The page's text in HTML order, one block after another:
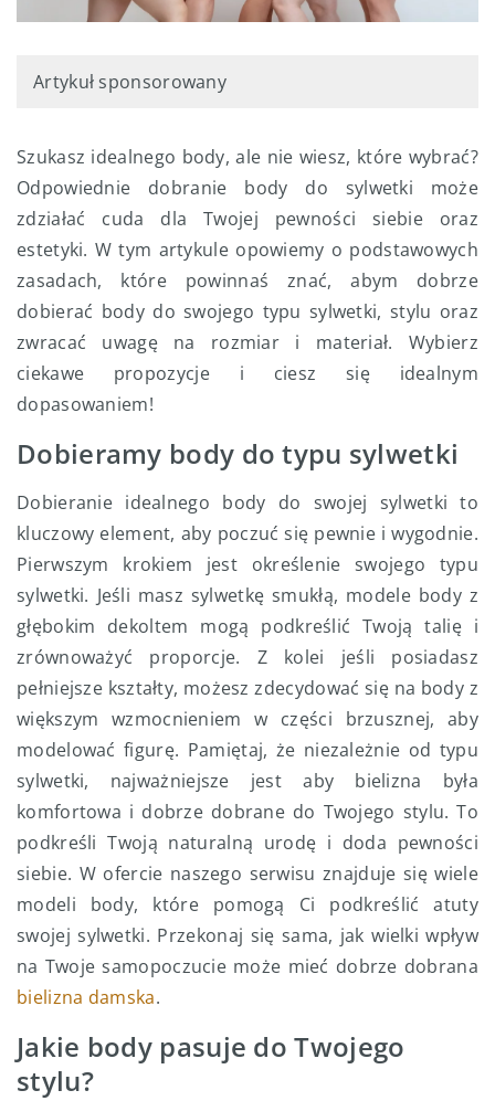
Artykuł sponsorowany
Szukasz idealnego body, ale nie wiesz, które wybrać?
Odpowiednie dobranie body do sylwetki może
zdziałać cuda dla Twojej pewności siebie oraz
estetyki. W tym artykule opowiemy o podstawowych
zasadach, które powinnaś znać, abym dobrze
dobierać body do swojego typu sylwetki, stylu oraz
zwracać uwagę na rozmiar i materiał. Wybierz
ciekawe propozycje i ciesz się idealnym
dopasowaniem!
Dobieramy body do typu sylwetki
Dobieranie idealnego body do swojej sylwetki to
kluczowy element, aby poczuć się pewnie i wygodnie.
Pierwszym krokiem jest określenie swojego typu
sylwetki. Jeśli masz sylwetkę smukłą, modele body z
głębokim dekoltem mogą podkreślić Twoją talię i
zrównoważyć proporcje. Z kolei jeśli posiadasz
pełniejsze kształty, możesz zdecydować się na body z
większym wzmocnieniem w części brzusznej, aby
modelować figurę. Pamiętaj, że niezależnie od typu
sylwetki, najważniejsze jest aby bielizna była
komfortowa i dobrze dobrane do Twojego stylu. To
podkreśli Twoją naturalną urodę i doda pewności
siebie. W ofercie naszego serwisu znajduje się wiele
modeli body, które pomogą Ci podkreślić atuty
swojej sylwetki. Przekonaj się sama, jak wielki wpływ
na Twoje samopoczucie może mieć dobrze dobrana
bielizna damska.
Jakie body pasuje do Twojego
stylu?